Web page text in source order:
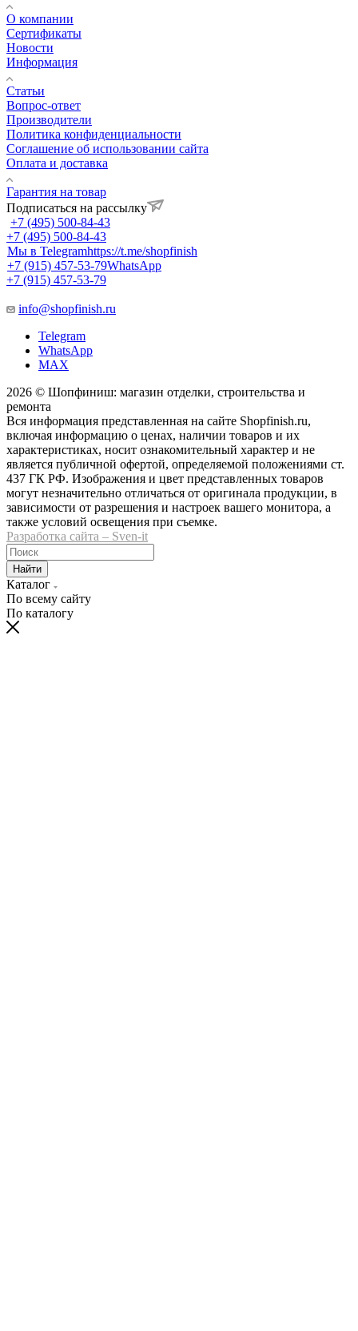
О компании
Сертификаты
Новости
Информация
Статьи
Вопрос-ответ
Производители
Политика конфиденциальности
Соглашение об использовании сайта
Оплата и доставка
Гарантия на товар
Подписаться на рассылку
+7 (495) 500-84-43
+7 (495) 500-84-43
Мы в Telegramhttps://t.me/shopfinish
+7 (915) 457-53-79WhatsApp
+7 (915) 457-53-79
info@shopfinish.ru
Telegram
WhatsApp
MAX
2026 © Шопфиниш: магазин отделки, строительства и
ремонта
Вся информация представленная на сайте Shopfinish.ru,
включая информацию о ценах, наличии товаров и их
характеристиках, носит ознакомительный характер и не
является публичной офертой, определяемой положениями ст.
437 ГК РФ. Изображения и цвет представленных товаров
могут незначительно отличаться от оригинала продукции, в
зависимости от разрешения и настроек вашего монитора, а
также условий освещения при съемке.
Разработка сайта – Sven-it
Найти
Каталог
По всему сайту
По каталогу